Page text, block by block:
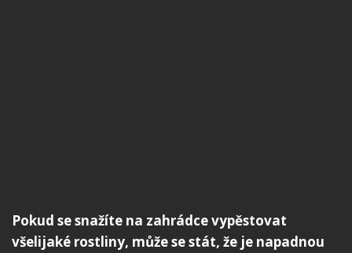
Pokud se snažíte na zahrádce vypěstovat
všelijaké rostliny, může se stát, že je napadnou